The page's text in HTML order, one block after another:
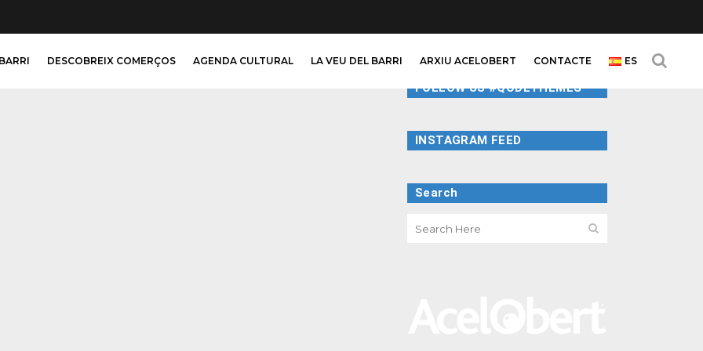
DESCOBREIX COMERÇOS AGENDA CULTURAL LA VEU DEL BARRI ARXIU ACELOBERT CONTACTE ES
FOLLOW US #QODETHEMES
INSTAGRAM FEED
Search